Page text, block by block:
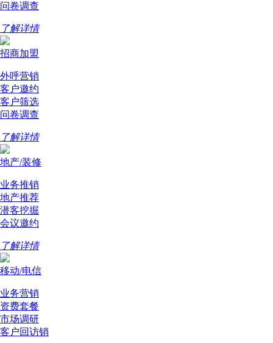
问卷调查
了解详情
招商加盟
外呼营销
客户邀约
客户筛选
问卷调查
了解详情
地产/装修
业务推销
地产推荐
潜客挖掘
会议邀约
了解详情
移动/电信
业务营销
资费套餐
市场调研
客户回访销